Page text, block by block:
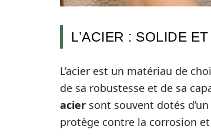
L’ACIER : SOLIDE
L’acier est un matériau de
de sa robustesse et de sa
acier sont souvent dotés
protège contre la corrosion